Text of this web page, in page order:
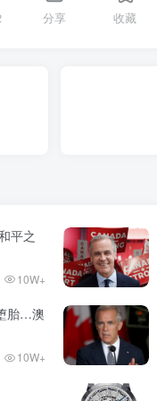
分享 收藏
平之
10W+
胎…澳
10W+